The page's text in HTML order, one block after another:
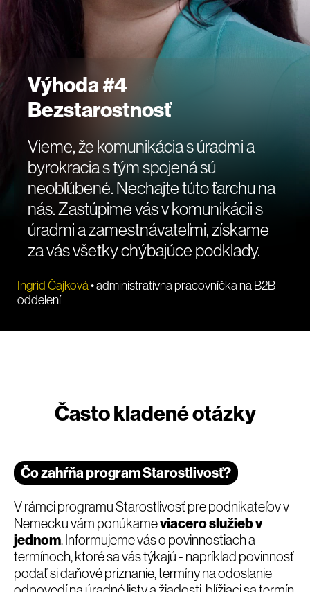
Výhoda #4
Bezstarostnosť
Vieme, že komunikácia s úradmi a
byrokracia s tým spojená sú
neobľúbené. Nechajte túto ťarchu na
nás. Zastúpime vás v komunikácii s
úradmi a zamestnávateľmi, získame
za vás všetky chýbajúce podklady.
Ingrid Čajková• administratívna pracovníčka na B2B
oddelení
Často kladené otázky
Čo zahŕňa program Starostlivosť?
V rámci programu Starostlivosť pre podnikateľov v
Nemecku vám ponúkameviacero služieb v
jednom. Informujeme vás o povinnostiach a
termínoch, ktoré sa vás týkajú - napríklad povinnosť
podať si daňové priznanie, termíny na odoslanie